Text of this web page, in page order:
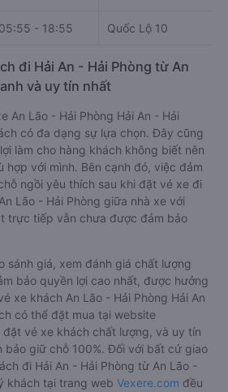
05:55 - 18:55 Quốc Lộ 10
đi Hải An - Hải Phòng từ An
và uy tín nhất
An Lão - Hải Phòng Hải An - Hải
có đa dạng sự lựa chọn. Đây cũng
làm cho hàng khách không biết nên
hợp với mình. Bên cạnh đó, việc đảm
ngồi yêu thích sau khi đặt vé xe đi
Lão - Hải Phòng giữa nhà xe với
trực tiếp vẫn chưa được đảm bảo
sánh giá, xem đánh giá chất lượng
bảo quyền lợi cao nhất, được hưởng
xe khách An Lão - Hải Phòng Hải An
có thể đặt mua tại website
đặt vé xe khách chất lượng, và uy tín
bảo giữ chỗ 100%. Đối với bất cứ giao
đi Hải An - Hải Phòng từ An Lão -
khách tại trang web Vexere.com đều